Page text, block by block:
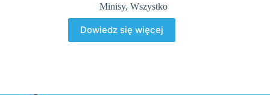
Minisy,Wszystko
Dowiedz się więcej